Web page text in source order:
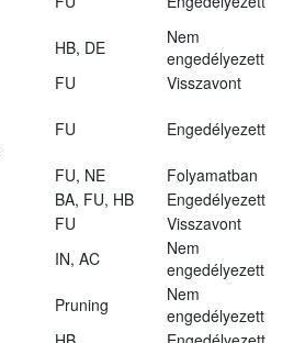
HB, DE
Nem
engedélyezett
FU
Visszavont
FU Engedélyezett
FU, NE
Folyamatban
BA, FU, HB
Engedélyezett
FU
Visszavont
IN, AC
Nem
engedélyezett
Pruning
Nem
engedélyezett